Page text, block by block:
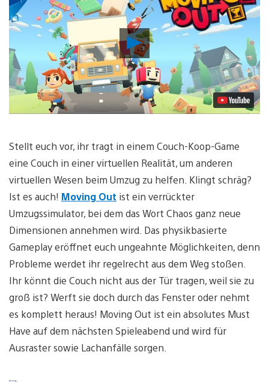
Video
abspielen
Stellt euch vor, ihr tragt in einem Couch-Koop-Game
eine Couch in einer virtuellen Realität, um anderen
virtuellen Wesen beim Umzug zu helfen. Klingt schräg?
Ist es auch! Moving Out ist ein verrückter
Umzugssimulator, bei dem das Wort Chaos ganz neue
Dimensionen annehmen wird. Das physikbasierte
Gameplay eröffnet euch ungeahnte Möglichkeiten, denn
Probleme werdet ihr regelrecht aus dem Weg stoßen.
Ihr könnt die Couch nicht aus der Tür tragen, weil sie zu
groß ist? Werft sie doch durch das Fenster oder nehmt
es komplett heraus! Moving Out ist ein absolutes Must
Have auf dem nächsten Spieleabend und wird für
Ausraster sowie Lachanfälle sorgen.